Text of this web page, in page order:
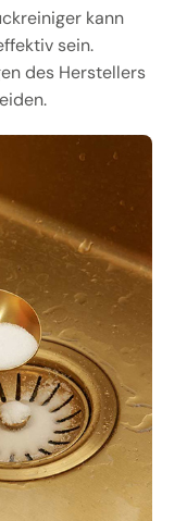
kann
sein.
des Herstellers